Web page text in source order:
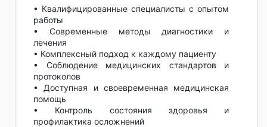
• Квалифицированные специалисты с опытом
работы
• Современные методы диагностики и
лечения
• Комплексный подход к каждому пациенту
• Соблюдение медицинских стандартов и
протоколов
• Доступная и своевременная медицинская
помощь
• Контроль состояния здоровья и
профилактика осложнений